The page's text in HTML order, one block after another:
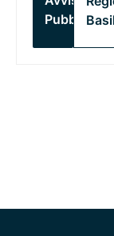
Pubblico